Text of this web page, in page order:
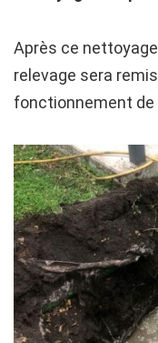
Après ce
relevage sera
fonctionnement de